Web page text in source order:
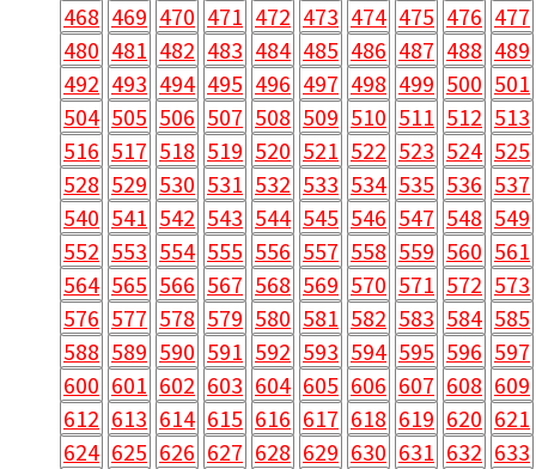
468 469 470 471 472 473 474 475 476 477
480 481 482 483 484 485 486 487 488 489
492 493 494 495 496 497 498 499 500 501
504 505 506 507 508 509 510 511 512 513
516 517 518 519 520 521 522 523 524 525
528 529 530 531 532 533 534 535 536 537
540 541 542 543 544 545 546 547 548 549
552 553 554 555 556 557 558 559 560 561
564 565 566 567 568 569 570 571 572 573
576 577 578 579 580 581 582 583 584 585
588 589 590 591 592 593 594 595 596 597
600 601 602 603 604 605 606 607 608 609
612 613 614 615 616 617 618 619 620 621
624 625 626 627 628 629 630 631 632 633